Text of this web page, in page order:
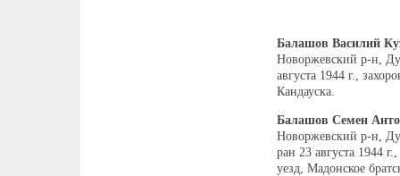
Балашов Василий
Новоржевский р-н,
августа 1944 г.,
Кандауска.
Балашов Семен
Новоржевский р-н,
ран 23 августа 1944
уезд, Мадонское